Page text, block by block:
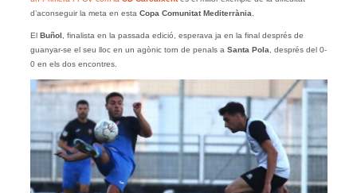
d’aconseguir la meta en esta Copa Comunitat Mediterrània.
El Buñol , finalista en la passada edició, esperava ja en la final després de
guanyar-se el seu lloc en un agònic torn de penals a Santa Pola, després del 0-
0 en els dos encontres.